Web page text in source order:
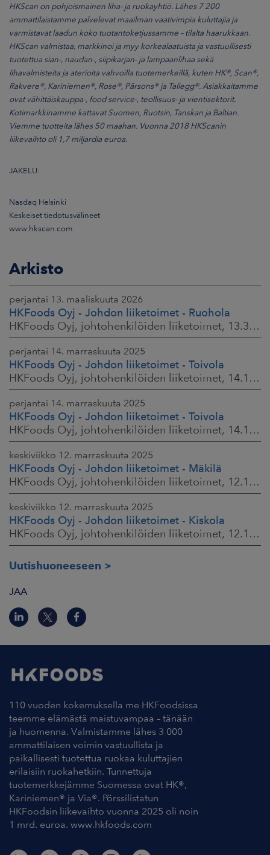
HKScan on pohjoismainen liha- ja ruokayhtiö. Lähes 7 200
ammattilaistamme palvelevat maailman vaativimpia kuluttajia ja
varmistavat laadun koko tuotantoketjussamme – tilalta haarukkaan.
HKScan valmistaa, markkinoi ja myy korkealaatuista ja vastuullisesti
tuotettua sian-, naudan-, siipikarjan- ja lampaanlihaa sekä
lihavalmisteita ja aterioita vahvoilla tuotemerkeillä, kuten HK®, Scan®,
Rakvere®, Kariniemen®, Rose®, Pärsons® ja Tallegg®. Asiakkaitamme
ovat vähittäiskauppa-, food service-, teollisuus- ja vientisektorit.
Kotimarkkinamme kattavat Suomen, Ruotsin, Tanskan ja Baltian.
Viemme tuotteita lähes 50 maahan. Vuonna 2018 HKScanin
liikevaihto oli 1,7 miljardia euroa.
JAKELU:
Nasdaq Helsinki
Keskeiset tiedotusvälineet
www.hkscan.com
Arkisto
perjantai 13. maaliskuuta 2026
HKFoods Oyj - Johdon liiketoimet - Ruohola
HKFoods Oyj, johtohenkilöiden liiketoimet, 13.3.2026 klo 9.30
perjantai 14. marraskuuta 2025
HKFoods Oyj - Johdon liiketoimet - Toivola
HKFoods Oyj, johtohenkilöiden liiketoimet, 14.11.2025 klo 14.00
perjantai 14. marraskuuta 2025
HKFoods Oyj - Johdon liiketoimet - Toivola
HKFoods Oyj, johtohenkilöiden liiketoimet, 14.11.2025 klo 11.30
keskiviikko 12. marraskuuta 2025
HKFoods Oyj - Johdon liiketoimet - Mäkilä
HKFoods Oyj, johtohenkilöiden liiketoimet, 12.11.2025 klo 18.00
keskiviikko 12. marraskuuta 2025
HKFoods Oyj - Johdon liiketoimet - Kiskola
HKFoods Oyj, johtohenkilöiden liiketoimet, 12.11.2025 klo 18.00
Uutishuoneeseen
JAA
110 vuoden kokemuksella me HKFoodsissa
teemme elämästä maistuvampaa – tänään
ja huomenna. Valmistamme lähes 3 000
ammattilaisen voimin vastuullista ja
paikallisesti tuotettua ruokaa kuluttajien
erilaisiin ruokahetkiin. Tunnettuja
tuotemerkkejämme Suomessa ovat HK®,
Kariniemen® ja Via®. Pörssilistatun
HKFoodsin liikevaihto vuonna 2025 oli noin
1 mrd. euroa. www.hkfoods.com